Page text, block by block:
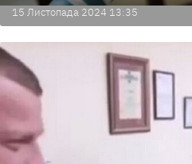
15 Листопада 2024 13:35